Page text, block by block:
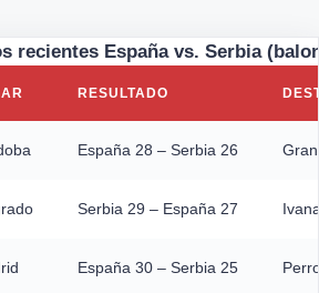
recientes España vs. Serbia
RESULTADO
España 28 – Serbia 26
Serbia 29 – España 27
España 30 – Serbia 25